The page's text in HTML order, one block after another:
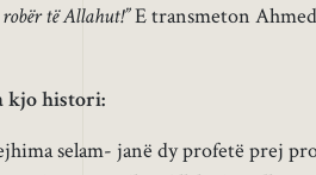
të Allahut!”E transmeton
kjo histori:
selam- janë dy profetë prej